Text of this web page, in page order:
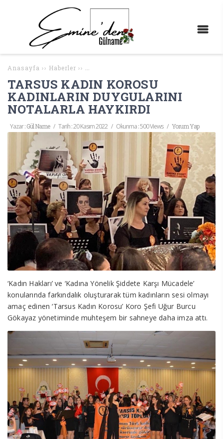
Anasayfa ›› Haberler ›› TARSUS KADIN KOROSU KADINLARIN
TARSUS KADIN KOROSU
KADINLARIN DUYGULARINI
NOTALARLA HAYKIRDI
Yazar :Gül Name / Tarih :20 Kasım 2022 / Okunma : 500 Views / Yorum Yap
‘Kadın Hakları’ ve ‘Kadına Yönelik Şiddete Karşı Mücadele’
konularında farkındalık oluşturarak tüm kadınların sesi olmayı
amaç edinen ‘Tarsus Kadın Korosu’ Koro Şefi Uğur Burcu
Gökayaz yönetiminde muhteşem bir sahneye daha imza attı.